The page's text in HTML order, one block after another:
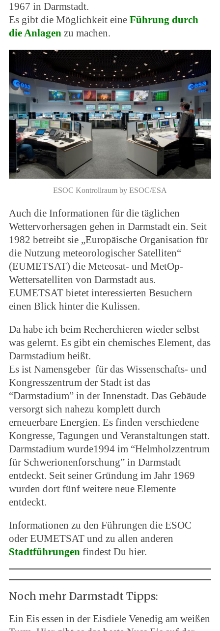
1967 in Darmstadt.
Es gibt die Möglichkeit eine Führung durch
die Anlagenzu machen.
ESOC Kontrollraum by ESOC/ESA
Auch die Informationen für die täglichen
Wettervorhersagen gehen in Darmstadt ein. Seit
1982 betreibt sie „Europäische Organisation für
die Nutzung meteorologischer Satelliten“
(EUMETSAT) die Meteosat- und MetOp-
Wettersatelliten von Darmstadt aus.
EUMETSAT bietet interessierten Besuchern
einen Blick hinter die Kulissen.
Da habe ich beim Recherchieren wieder selbst
was gelernt. Es gibt ein chemisches Element, das
Darmstadium heißt.
Es ist Namensgeber für das Wissenschafts- und
Kongresszentrum der Stadt ist das
“Darmstadium” in der Innenstadt. Das Gebäude
versorgt sich nahezu komplett durch
erneuerbare Energien. Es finden verschiedene
Kongresse, Tagungen und Veranstaltungen statt.
Darmstadium wurde1994 im “Helmholzzentrum
für Schwerionenforschung” in Darmstadt
entdeckt. Seit seiner Gründung im Jahr 1969
wurden dort fünf weitere neue Elemente
entdeckt.
Informationen zu den Führungen die ESOC
oder EUMETSAT und zu allen anderen
Stadtführungen findest Du hier.
Noch mehr Darmstadt Tipps:
Ein Eis essen in der Eisdiele Venedig am weißen